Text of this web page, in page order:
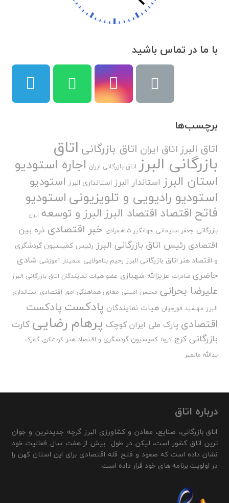
با ما در تماس باشید
برچسب‌ها
اتاق البرزاتاق ایران اتاق بازرگانی اتاق
بازرگانی البرز اتاق بازرگانی ایران اجاره استودیو
استان البرز استاندار البرز استانداری البرز استودیو
استودیو رادیویی و تلویزیونیاستودیو
فاتح اقتصاد اقتصاد البرزالبرز و توسعه ایران
بازرگانی جعفر سلیمانی جهانگیر شاهمرادی خبر اقتصادی ذره بین
اقتصادی رئیس اتاق بازرگانی البرز رئیس کمیسیون گردشگری
و اقتصاد هنر اتاق بازرگانی البرز رحیم بنامولایی سمینار آموزشی شادی
حاضری صادرات عزیزالله شهبازی عضو هیات نمایندگان اتاق بازرگانی البرز
علیرضا بحرانی محسن امینی معاون هماهنگی امور اقتصادی استانداری
البرز مهشید قورچیان هیات نمایندگان پادکست پادکست
اقتصادی پارک ملی ایران کوچک پرهام رضایی کارت
بازرگانی کرج کرونا کمیسیون گردشگری و اقتصاد هنر گردشگری گمرک
یدالله مالمیر
درباره اتاق
اتاق بازرگانی، صنایع، معادن و کشاورزی البرز گرچه جدیدترین و جوان
ترین اتاق کشور است، لیکن در طول بیش از هفت سال فعالیت خود
نشان داده است که صعود و فتح قله اقتصادی برای این استان کهن را
در اولویت برنامه های خود قرار داده است.